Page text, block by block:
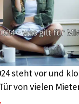
steht vor und
von vielen